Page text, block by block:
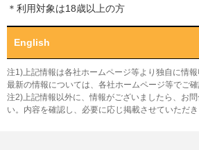
＊利用対象は18歳以上の方
English
注1)上記情報は各社ホームページ等より独自に情報
最新の情報については、各社ホームページ等でご確
注2)上記情報以外に、情報がございましたら、お
い。内容を確認し、必要に応じ掲載させていただき